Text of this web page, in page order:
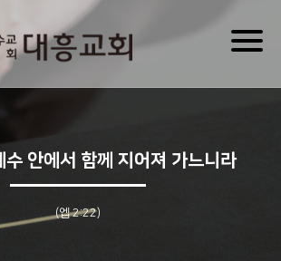
수 안에서 함께 지어져 가느니라
(엡 2:22)